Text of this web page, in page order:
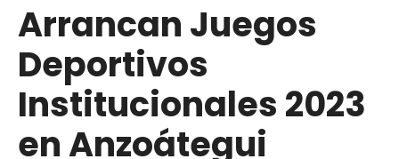
Arrancan Juegos
Deportivos
Institucionales 2023
en Anzoátegui